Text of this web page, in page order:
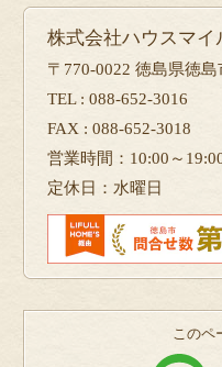
株式会社ハウスマイ
〒770-0022 徳島県徳
TEL : 088-652-3016
FAX : 088-652-3018
営業時間：10:00～
定休日：水曜日
このペ